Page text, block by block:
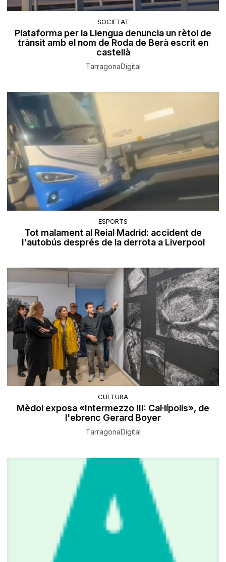
SOCIETAT
Plataforma per la Llengua denuncia un rètol de
trànsit amb el nom de Roda de Berà escrit en
castellà
TarragonaDigital
ESPORTS
Tot malament al Reial Madrid: accident de
l'autobús després de la derrota a Liverpool
CULTURA
Mèdol exposa «Intermezzo III: Cal·lípolis», de
l'ebrenc Gerard Boyer
TarragonaDigital